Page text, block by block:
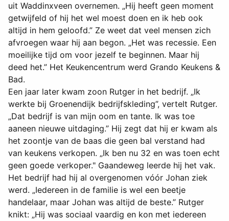
uit Waddinxveen overnemen. „Hij heeft geen moment
getwijfeld of hij het wel moest doen en ik heb ook
altijd in hem geloofd.” Ze weet dat veel mensen zich
afvroegen waar hij aan begon. „Het was recessie. Een
moeilijke tijd om voor jezelf te beginnen. Maar hij
deed het.” Het Keukencentrum werd Grando Keukens &
Bad.
Een jaar later kwam zoon Rutger in het bedrijf. „Ik
werkte bij Groenendijk bedrijfskleding”, vertelt Rutger.
„Dat bedrijf is van mijn oom en tante. Ik was toe
aaneen nieuwe uitdaging.” Hij zegt dat hij er kwam als
het zoontje van de baas die geen bal verstand had
van keukens verkopen. „Ik ben nu 32 en was toen echt
geen goede verkoper." Gaandeweg leerde hij het vak.
Het bedrijf had hij al overgenomen vóór Johan ziek
werd. „Iedereen in de familie is wel een beetje
handelaar, maar Johan was altijd de beste.” Rutger
knikt: „Hij was sociaal vaardig en kon met iedereen